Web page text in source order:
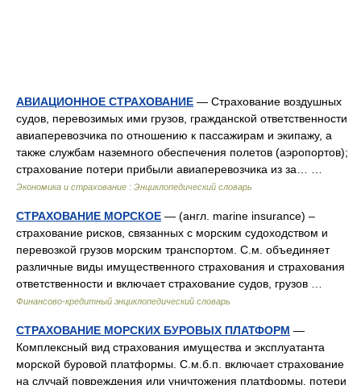
АВИАЦИОННОЕ СТРАХОВАНИЕ — Страхование воздушных
судов, перевозимых ими грузов, гражданской ответственности
авиаперевозчика по отношению к пассажирам и экипажу, а
также службам наземного обеспечения полетов (аэропортов);
страхование потери прибыли авиаперевозчика из за… …
Экономика и страхование : Энциклопедический словарь
СТРАХОВАНИЕ МОРСКОЕ — (англ. marine insurance) –
страхование рисков, связанных с морским судоходством и
перевозкой грузов морским транспортом. С.м. объединяет
различные виды имущественного страхования и страхования
ответственности и включает страхование судов, грузов …
Финансово-кредитный энциклопедический словарь
СТРАХОВАНИЕ МОРСКИХ БУРОВЫХ ПЛАТФОРМ —
Комплексный вид страхования имущества и эксплуатанта
морской буровой платформы. С.м.б.п. включает страхование
на случай повреждения или уничтожения платформы, потери